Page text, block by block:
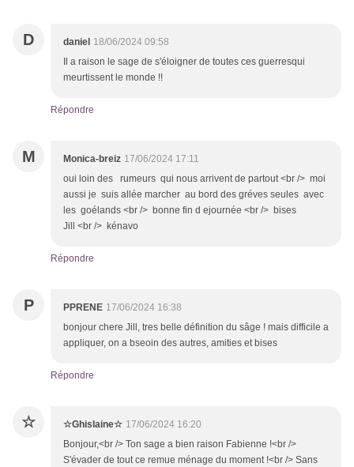
D daniel 18/06/2024 09:58
Il a raison le sage de s'éloigner de toutes ces guerresqui
meurtissent le monde !!
Répondre
M Monica-breiz 17/06/2024 17:11
oui loin des rumeurs qui nous arrivent de partout <br /> moi
aussi je suis allée marcher au bord des gréves seules avec
les goélands <br /> bonne fin d ejournée <br /> bises
Jill <br /> kénavo
Répondre
P PPRENE 17/06/2024 16:38
bonjour chere Jill, tres belle définition du sâge ! mais difficile a
appliquer, on a bseoin des autres, amities et bises
Répondre
☆ ☆Ghislaine☆ 17/06/2024 16:20
Bonjour,<br /> Ton sage a bien raison Fabienne !<br />
S'évader de tout ce remue ménage du moment !<br /> Sans